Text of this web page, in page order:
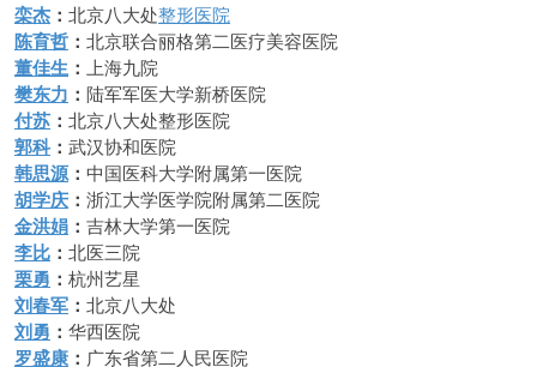
栾杰 ： 北京八大处整形医院
陈育哲 ： 北京联合丽格第二医疗美容医院
董佳生 ： 上海九院
樊东力 ： 陆军军医大学新桥医院
付苏 ： 北京八大处整形医院
郭科： 武汉协和医院
韩思源： 中国医科大学附属第一医院
胡学庆 ： 浙江大学医学院附属第二医院
金洪娟 ： 吉林大学第一医院
李比 ： 北医三院
栗勇 ： 杭州艺星
刘春军 ： 北京八大处
刘勇 ： 华西医院
罗盛康 ： 广东省第二人民医院